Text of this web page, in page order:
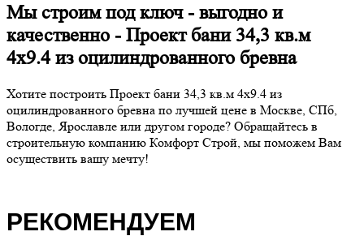
Мы строим под ключ - выгодно и
качественно - Проект бани 34,3 кв.м
4х9.4 из оцилиндрованного бревна
Хотите построить Проект бани 34,3 кв.м 4х9.4 из
оцилиндрованного бревна по лучшей цене в Москве, СПб,
Вологде, Ярославле или другом городе? Обращайтесь в
строительную компанию Комфорт Строй, мы поможем Вам
осуществить вашу мечту!
РЕКОМЕНДУЕМ